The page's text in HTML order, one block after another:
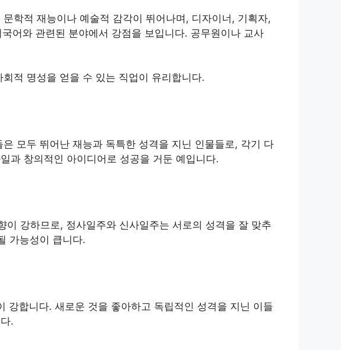
학적 재능이나 예술적 감각이 뛰어나며, 디자이너, 기획자,
어와 관련된 분야에서 강점을 보입니다. 공무원이나 교사
적 명성을 얻을 수 있는 직업이 유리합니다.
모두 뛰어난 재능과 독특한 성격을 지닌 인물들로, 각기 다
과 창의적인 아이디어로 성공을 거둔 예입니다.
이 강하므로, 정사일주와 신사일주는 서로의 성격을 잘 맞추
가능성이 큽니다.
강합니다. 새로운 것을 좋아하고 독립적인 성격을 지닌 이들
.